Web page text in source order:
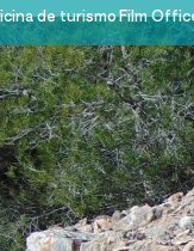
de turismoFilm